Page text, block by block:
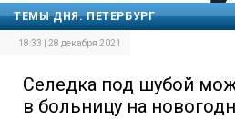
ТЕМЫ ДНЯ. ПЕТЕРБУРГ
18:33 | 28 декабря 2021
Селедка под шубой
в больницу на